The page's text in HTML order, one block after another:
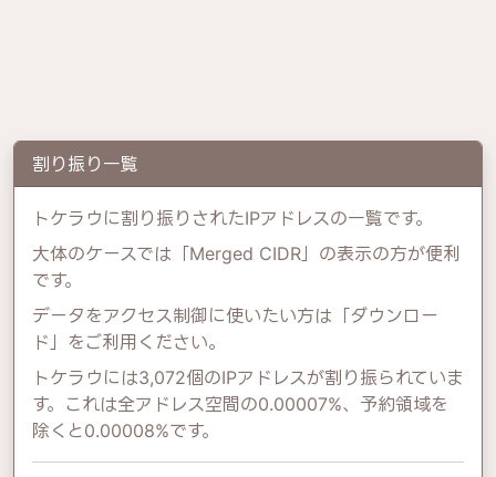
割り振り一覧
トケラウに割り振りされたIPアドレスの一覧です。
大体のケースでは「Merged CIDR」の表示の方が便利
です。
データをアクセス制御に使いたい方は「ダウンロー
ド」をご利用ください。
トケラウには3,072個のIPアドレスが割り振られていま
す。これは全アドレス空間の0.00007%、予約領域を
除くと0.00008%です。